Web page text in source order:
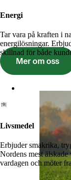
Energi
Tar vara på kraften i
energilösningar.
skillnad för både
Livsmedel
Erbjuder smakrika,
Nordens mest
vardagen och möter
Mer om oss